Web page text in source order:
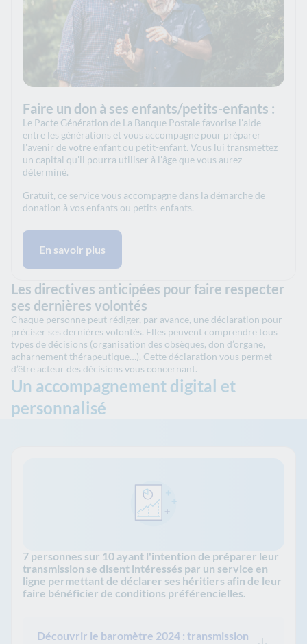
Faire un don à ses enfants/petits-enfants :
Le Pacte Génération de La Banque Postale favorise l'aide
entre les générations et vous accompagne pour préparer
l'avenir de votre enfant ou petit-enfant. Vous lui transmettez
un capital qu'il pourra utiliser à l'âge que vous aurez
déterminé.
Gratuit, ce service vous accompagne dans la démarche de
donation à vos enfants ou petits-enfants.
En savoir plus
Les directives anticipées pour faire respecter
ses dernières volontés
Chaque personne peut rédiger, par avance, une déclaration pour
préciser ses dernières volontés. Elles peuvent comprendre tous
types de décisions (organisation des obsèques, don d’organe,
acharnement thérapeutique…). Cette déclaration vous permet
d’être acteur des décisions vous concernant.
Un accompagnement digital et
personnalisé
7 personnes sur 10 ayant l'intention de préparer leur
transmission se disent intéressés par un service en
ligne permettant de déclarer ses héritiers afin de leur
faire bénéficier de conditions préférencielles.
Découvrir le baromètre 2024 : transmission